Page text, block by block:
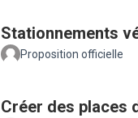
Stationnements
Proposition officielle
Créer des places